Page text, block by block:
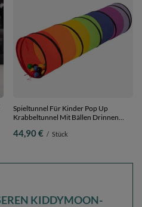
Spieltunnel Für Kinder Pop Up
Krabbeltunnel Mit Bällen Drinnen
mehrfarbig:schwarz/gelb/blau/rot/grün,
44,90 € / Stück
KIDDYMOON-